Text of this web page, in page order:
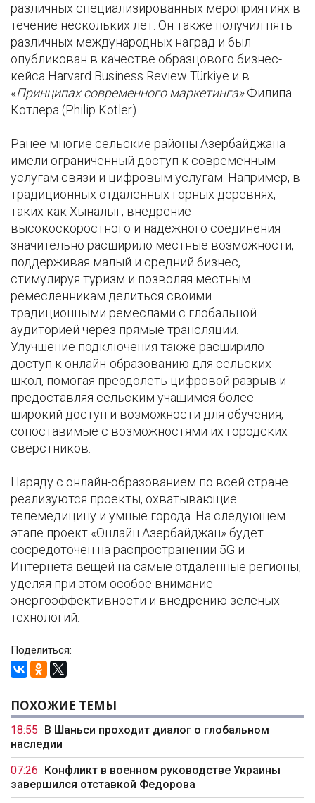
различных специализированных мероприятиях в
течение нескольких лет. Он также получил пять
различных международных наград и был
опубликован в качестве образцового бизнес-
кейса Harvard Business Review Türkiye и в
«Принципах современного маркетинга»Филипа
Котлера (Philip Kotler).
Ранее многие сельские районы Азербайджана
имели ограниченный доступ к современным
услугам связи и цифровым услугам. Например, в
традиционных отдаленных горных деревнях,
таких как Хыналыг, внедрение
высокоскоростного и надежного соединения
значительно расширило местные возможности,
поддерживая малый и средний бизнес,
стимулируя туризм и позволяя местным
ремесленникам делиться своими
традиционными ремеслами с глобальной
аудиторией через прямые трансляции.
Улучшение подключения также расширило
доступ к онлайн-образованию для сельских
школ, помогая преодолеть цифровой разрыв и
предоставляя сельским учащимся более
широкий доступ и возможности для обучения,
сопоставимые с возможностями их городских
сверстников.
Наряду с онлайн-образованием по всей стране
реализуются проекты, охватывающие
телемедицину и умные города. На следующем
этапе проект «Онлайн Азербайджан» будет
сосредоточен на распространении 5G и
Интернета вещей на самые отдаленные регионы,
уделяя при этом особое внимание
энергоэффективности и внедрению зеленых
технологий.
Поделиться:
ПОХОЖИЕ ТЕМЫ
18:55
В Шаньси проходит диалог о глобальном
наследии
07:26
Конфликт в военном руководстве Украины
завершился отставкой Федорова